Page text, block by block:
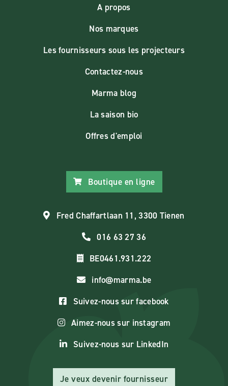
A propos
Nos marques
Les fournisseurs sous les projecteurs
Contactez-nous
Marma blog
La saison bio
Offres d'emploi
Boutique en ligne
Fred Chaffartlaan 11, 3300 Tienen
016 63 27 36
BE0461.931.222
info@marma.be
Suivez-nous sur facebook
Aimez-nous sur instagram
Suivez-nous sur LinkedIn
Je veux devenir fournisseur